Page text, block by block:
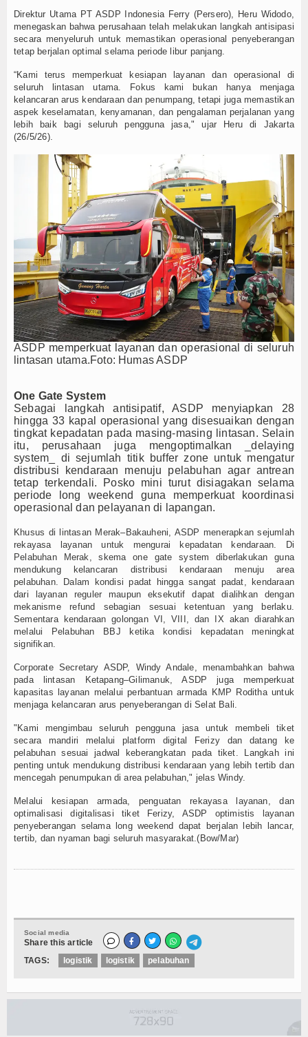
Direktur Utama PT ASDP Indonesia Ferry (Persero), Heru Widodo,
menegaskan bahwa perusahaan telah melakukan langkah antisipasi
secara menyeluruh untuk memastikan operasional penyeberangan
tetap berjalan optimal selama periode libur panjang.
“Kami terus memperkuat kesiapan layanan dan operasional di
seluruh lintasan utama. Fokus kami bukan hanya menjaga
kelancaran arus kendaraan dan penumpang, tetapi juga memastikan
aspek keselamatan, kenyamanan, dan pengalaman perjalanan yang
lebih baik bagi seluruh pengguna jasa," ujar Heru di Jakarta
(26/5/26).
ASDP memperkuat layanan dan operasional di seluruh
lintasan utama.Foto: Humas ASDP
One Gate System
Sebagai langkah antisipatif, ASDP menyiapkan 28
hingga 33 kapal operasional yang disesuaikan dengan
tingkat kepadatan pada masing-masing lintasan. Selain
itu, perusahaan juga mengoptimalkan _delaying
system_ di sejumlah titik buffer zone untuk mengatur
distribusi kendaraan menuju pelabuhan agar antrean
tetap terkendali. Posko mini turut disiagakan selama
periode long weekend guna memperkuat koordinasi
operasional dan pelayanan di lapangan.
Khusus di lintasan Merak–Bakauheni, ASDP menerapkan sejumlah
rekayasa layanan untuk mengurai kepadatan kendaraan. Di
Pelabuhan Merak, skema one gate system diberlakukan guna
mendukung kelancaran distribusi kendaraan menuju area
pelabuhan. Dalam kondisi padat hingga sangat padat, kendaraan
dari layanan reguler maupun eksekutif dapat dialihkan dengan
mekanisme refund sebagian sesuai ketentuan yang berlaku.
Sementara kendaraan golongan VI, VIII, dan IX akan diarahkan
melalui Pelabuhan BBJ ketika kondisi kepadatan meningkat
signifikan.
Corporate Secretary ASDP, Windy Andale, menambahkan bahwa
pada lintasan Ketapang–Gilimanuk, ASDP juga memperkuat
kapasitas layanan melalui perbantuan armada KMP Roditha untuk
menjaga kelancaran arus penyeberangan di Selat Bali.
"Kami mengimbau seluruh pengguna jasa untuk membeli tiket
secara mandiri melalui platform digital Ferizy dan datang ke
pelabuhan sesuai jadwal keberangkatan pada tiket. Langkah ini
penting untuk mendukung distribusi kendaraan yang lebih tertib dan
mencegah penumpukan di area pelabuhan," jelas Windy.
Melalui kesiapan armada, penguatan rekayasa layanan, dan
optimalisasi digitalisasi tiket Ferizy, ASDP optimistis layanan
penyeberangan selama long weekend dapat berjalan lebih lancar,
tertib, dan nyaman bagi seluruh masyarakat.(Bow/Mar)
Social media
Share this article
TAGS:
logistik logistik pelabuhan